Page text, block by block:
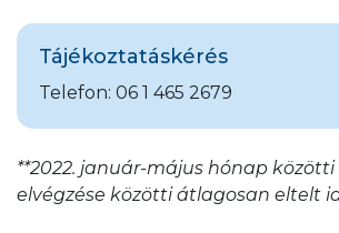
Tájékoztatáskérés
Telefon: 06 1 465 2679
**2022. január-május hónap
elvégzése közötti átlagosan eltelt